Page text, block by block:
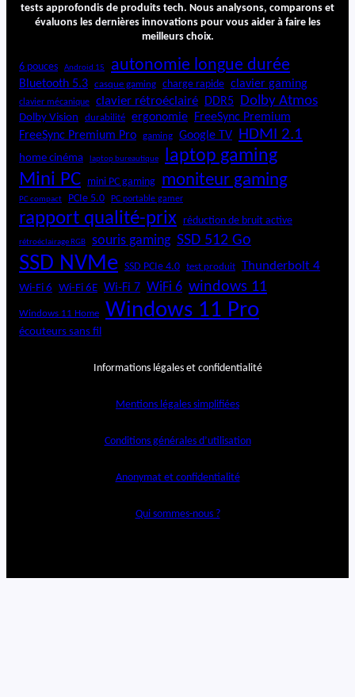
i
d
tests approfondis de produits tech. Nous analysons, comparons et
évaluons les dernières innovations pour vous aider à faire les
meilleurs choix.
6 pouces Android 15 autonomie longue durée
Bluetooth 5.3 casque gaming charge rapide clavier gaming
clavier mécanique clavier rétroéclairé DDR5 Dolby Atmos
Dolby Vision durabilité ergonomie
FreeSync Premium
FreeSync Premium Pro
gaming Google TV HDMI 2.1
home cinéma laptop bureautique laptop gaming
Mini PC mini PC gaming moniteur gaming
PC compact PCIe 5.0 PC portable gamer
rapport qualité-prix réduction de bruit active
rétroéclairage RGB souris gaming SSD 512 Go
SSD NVMe SSD PCIe 4.0 test produit Thunderbolt 4
Wi-Fi 6 Wi-Fi 6E Wi-Fi 7 WiFi 6 windows 11
Windows 11 Home Windows 11 Pro
écouteurs sans fil
Informations légales et confidentialité
Mentions légales simplifiées
Conditions générales d’utilisation
Anonymat et confidentialité
Qui sommes-nous ?